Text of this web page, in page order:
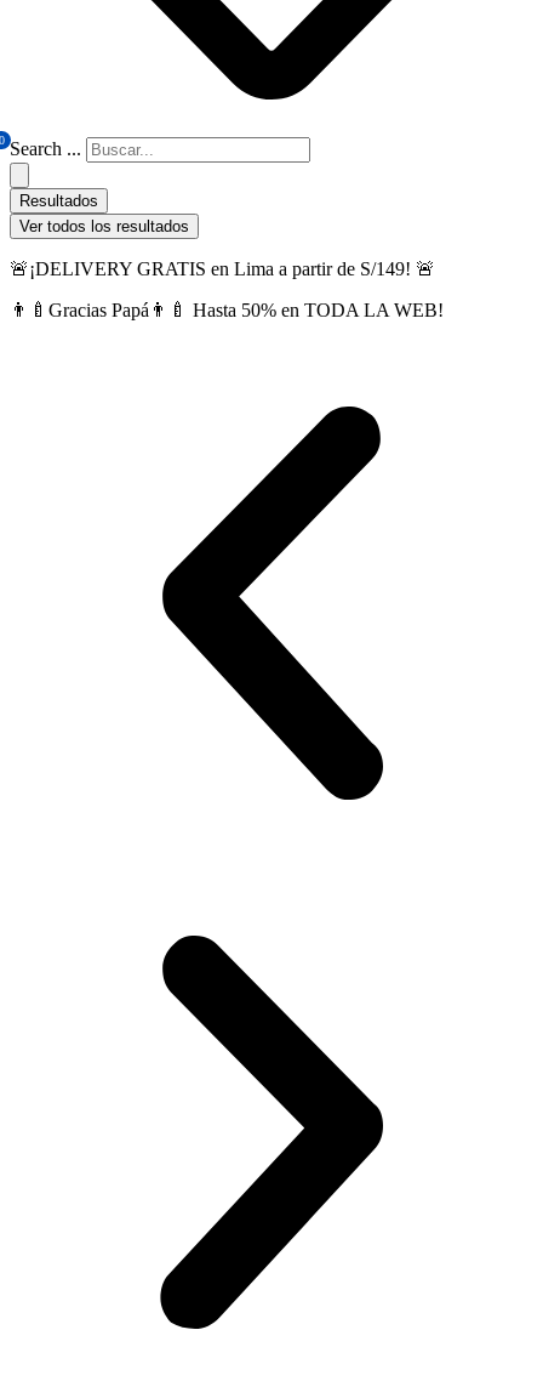
0 Search ...
Resultados
Ver todos los resultados
🚨¡DELIVERY GRATIS en Lima a partir de S/149! 🚨
👨‍🍼Gracias Papá👨‍🍼 Hasta 50% en TODA LA WEB!